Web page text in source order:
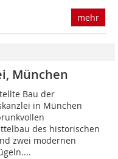
mehr
München
Bau der
in München
des historischen
zwei modernen